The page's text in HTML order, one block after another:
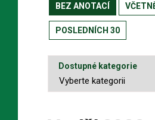
BEZ ANOTACÍ
POSLEDNÍCH 30
Dostupné kategorie